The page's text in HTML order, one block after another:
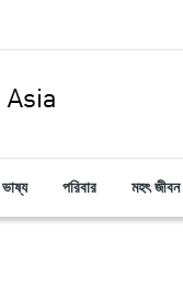
পরিবার মহৎ জীবন